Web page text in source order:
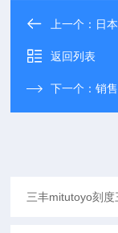
上一个： 日
返回列表
下一个：销售